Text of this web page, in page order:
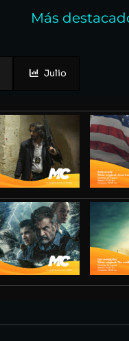
Más
Julio